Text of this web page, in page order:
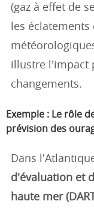
(gaz à effet de
les
illustre l'impact
changements.
Exemple : Le rôle
prévision des
Dans
d'évaluation et
haute mer